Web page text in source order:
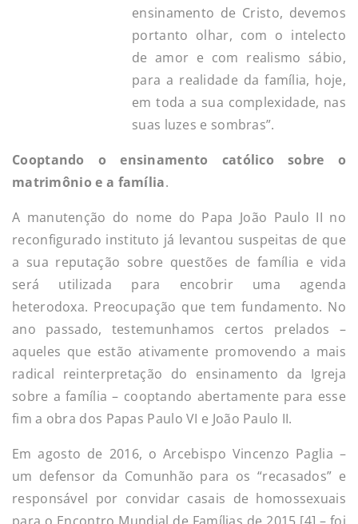
ensinamento de Cristo, devemos
portanto olhar, com o intelecto
de amor e com realismo sábio,
para a realidade da família, hoje,
em toda a sua complexidade, nas
suas luzes e sombras”.
Cooptando o ensinamento católico sobre o
matrimônio e a família.
A manutenção do nome do Papa João Paulo II no
reconfigurado instituto já levantou suspeitas de que
a sua reputação sobre questões de família e vida
será utilizada para encobrir uma agenda
heterodoxa. Preocupação que tem fundamento. No
ano passado, testemunhamos certos prelados –
aqueles que estão ativamente promovendo a mais
radical reinterpretação do ensinamento da Igreja
sobre a família – cooptando abertamente para esse
fim a obra dos Papas Paulo VI e João Paulo II.
Em agosto de 2016, o Arcebispo Vincenzo Paglia –
um defensor da Comunhão para os “recasados” e
responsável por convidar casais de homossexuais
para o Encontro Mundial de Famílias de 2015 [4] – foi